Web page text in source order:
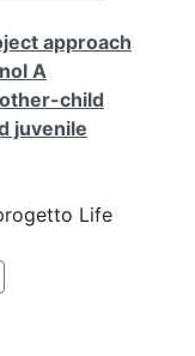
approach
A
child
juvenile
Life